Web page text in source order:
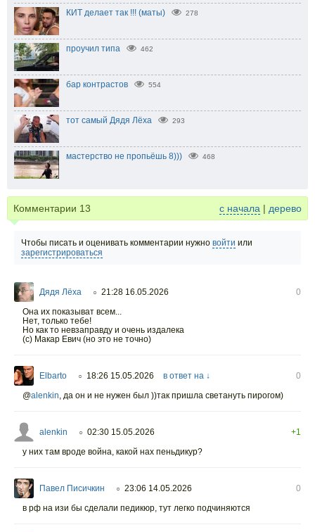
КИТ делает так !!! (маты) 278
проучил типа 462
бар контрастов 554
тот самый Дядя Лёха 293
мастерство не пропьёшь 8))) 468
Комментарии 13 с начала | дерево
Чтобы писать и оценивать комментарии нужно войти или
зарегистрироваться
Дядя Лёха ○ 21:28 16.05.2026
0
Она их показыват всем...
Нет, только тебе!
Но как то невзаправду и очень издалека
(с) Макар Евич (но это не точно)
Elbarto ○ 18:26 15.05.2026 в ответ на ↓
0
@alenkin да он и не нужен был ))так пришла светануть пирогом)
alenkin ○ 02:30 15.05.2026
+1
у них там вроде война, какой нах пеньдикур?
Павел Писичкин ○ 23:06 14.05.2026
0
в рф на изи бы сделали педикюр, тут легко подчиняются